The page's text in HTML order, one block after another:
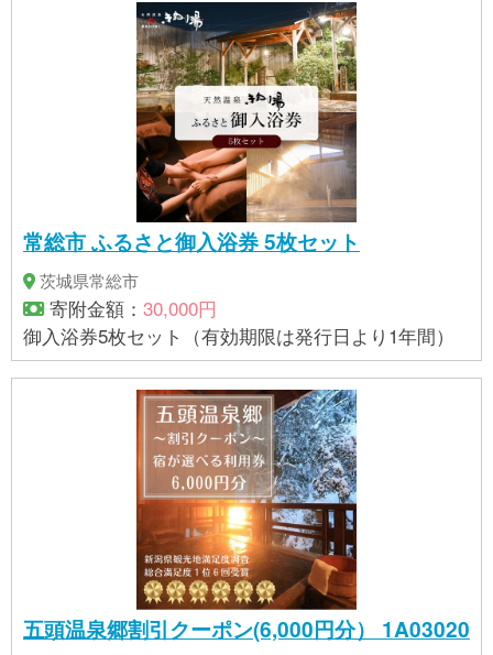
常総市 ふるさと御入浴券 5枚セット
茨城県常総市
寄附金額： 30,000円
御入浴券5枚セット（有効期限は発行日より1年間）
五頭温泉郷割引クーポン(6,000円分） 1A03020